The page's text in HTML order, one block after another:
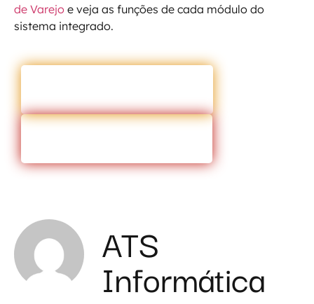
de Varejo e veja as funções de cada módulo do
sistema integrado.
ATS
Informática